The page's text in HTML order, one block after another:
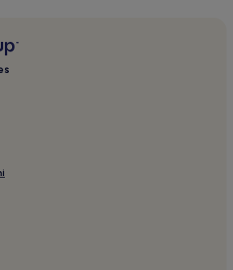
: hôtels
: hôtels à proximité